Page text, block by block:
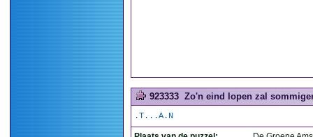
923333 Zo'n eind lopen zal
.T...A.N